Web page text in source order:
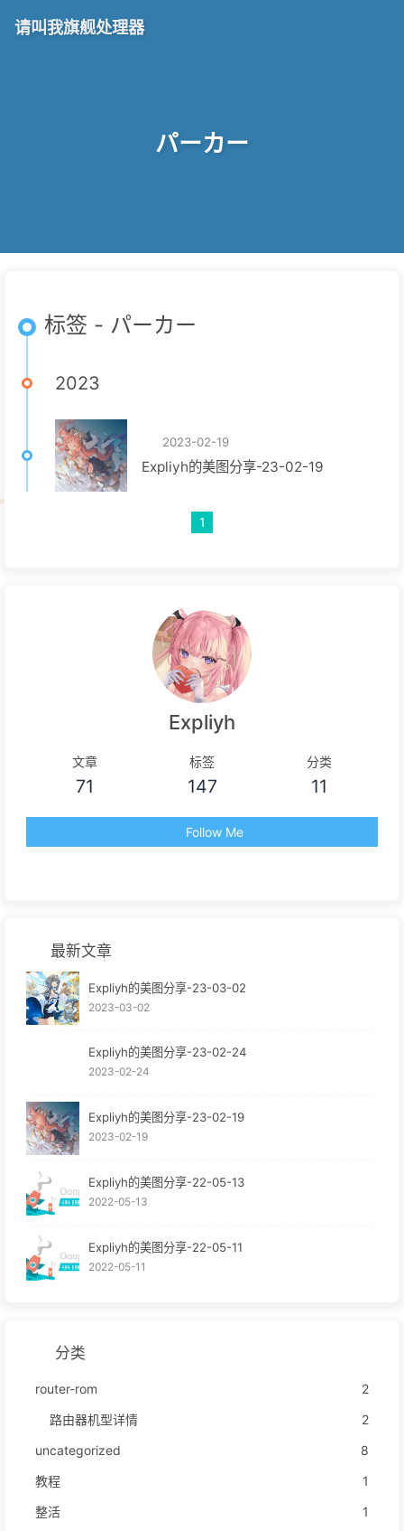
请叫我旗舰处理器
パーカー
标签 - パーカー
2023
2023-02-19
Expliyh的美图分享-23-02-19
1
Expliyh
文章
71
标签
147
分类
11
Follow Me
最新文章
Expliyh的美图分享-23-03-02
2023-03-02
Expliyh的美图分享-23-02-24
2023-02-24
Expliyh的美图分享-23-02-19
2023-02-19
Expliyh的美图分享-22-05-13
2022-05-13
Expliyh的美图分享-22-05-11
2022-05-11
分类
router-rom
2
路由器机型详情
2
uncategorized
8
教程
1
整活
1